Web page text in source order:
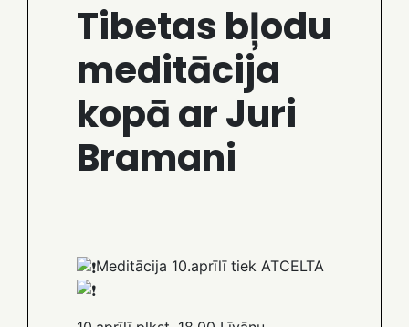
Tibetas bļodu
meditācija
kopā ar Juri
Bramani
Meditācija 10.aprīlī tiek ATCELTA